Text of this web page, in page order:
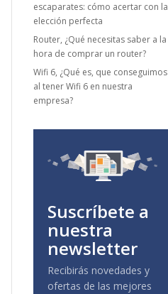
escaparates: cómo acertar con la
elección perfecta
Router, ¿Qué necesitas saber a la
hora de comprar un router?
Wifi 6, ¿Qué es, que conseguimos
al tener Wifi 6 en nuestra
empresa?
Suscríbete a
nuestra
newsletter
Recibirás novedades y
ofertas de las mejores